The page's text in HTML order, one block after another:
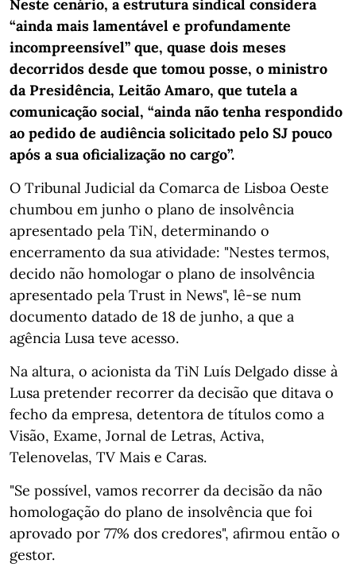
Neste cenário, a estrutura sindical considera
“ainda mais lamentável e profundamente
incompreensível” que, quase dois meses
decorridos desde que tomou posse, o ministro
da Presidência, Leitão Amaro, que tutela a
comunicação social, “ainda não tenha respondido
ao pedido de audiência solicitado pelo SJ pouco
após a sua oficialização no cargo”.
O Tribunal Judicial da Comarca de Lisboa Oeste
chumbou em junho o plano de insolvência
apresentado pela TiN, determinando o
encerramento da sua atividade: "Nestes termos,
decido não homologar o plano de insolvência
apresentado pela Trust in News", lê-se num
documento datado de 18 de junho, a que a
agência Lusa teve acesso.
Na altura, o acionista da TiN Luís Delgado disse à
Lusa pretender recorrer da decisão que ditava o
fecho da empresa, detentora de títulos como a
Visão, Exame, Jornal de Letras, Activa,
Telenovelas, TV Mais e Caras.
"Se possível, vamos recorrer da decisão da não
homologação do plano de insolvência que foi
aprovado por 77% dos credores", afirmou então o
gestor.